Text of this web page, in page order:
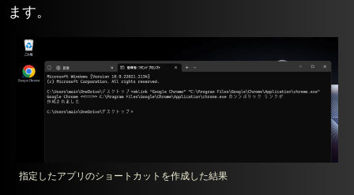
ます。
指定したアプリのショートカットを作成した結果